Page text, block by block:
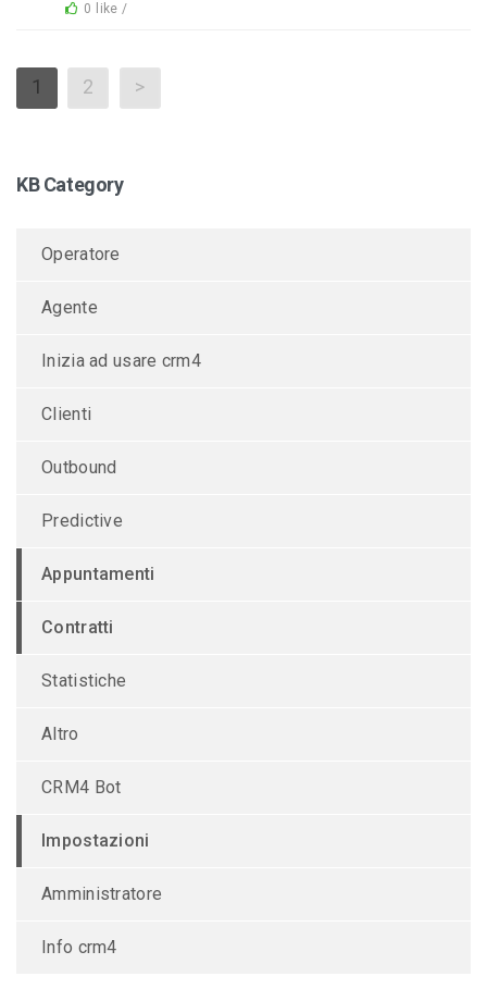
0 like /
1 2 >
KB Category
Operatore
Agente
Inizia ad usare crm4
Clienti
Outbound
Predictive
Appuntamenti
Contratti
Statistiche
Altro
CRM4 Bot
Impostazioni
Amministratore
Info crm4